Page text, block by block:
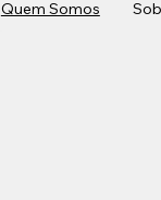
Quem Somos